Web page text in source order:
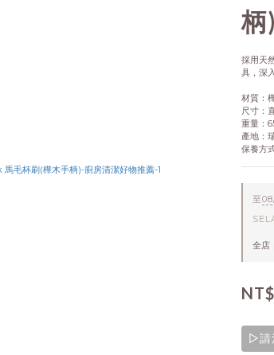
柄)
採用天
具，深
材質：
尺寸：
重量：
產地：
保養方
至
全店
▷請